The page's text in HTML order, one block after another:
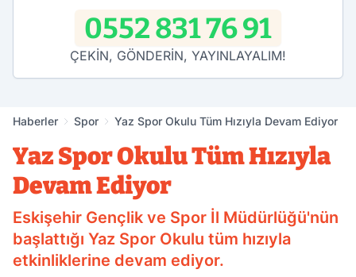
0552 831 76 91
ÇEKİN, GÖNDERİN, YAYINLAYALIM!
Haberler Spor Yaz Spor Okulu Tüm Hızıyla Devam Ediyor
Yaz Spor Okulu Tüm Hızıyla
Devam Ediyor
Eskişehir Gençlik ve Spor İl Müdürlüğü'nün
başlattığı Yaz Spor Okulu tüm hızıyla
etkinliklerine devam ediyor.